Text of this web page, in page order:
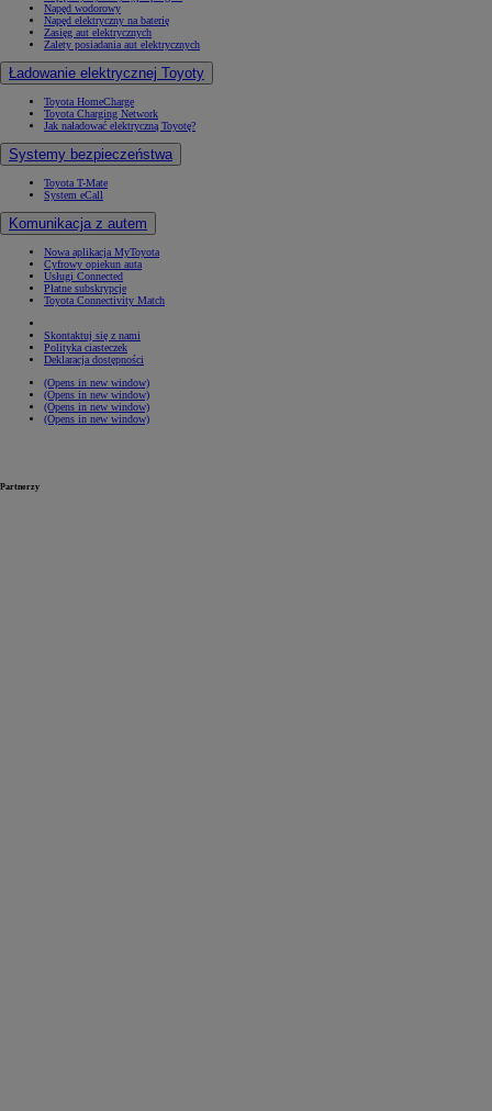
Napęd wodorowy
Napęd elektryczny na baterię
Zasięg aut elektrycznych
Zalety posiadania aut elektrycznych
Ładowanie elektrycznej Toyoty
Toyota HomeCharge
Toyota Charging Network
Jak naładować elektryczną Toyotę?
Systemy bezpieczeństwa
Toyota T-Mate
System eCall
Komunikacja z autem
Nowa aplikacja MyToyota
Cyfrowy opiekun auta
Usługi Connected
Płatne subskrypcje
Toyota Connectivity Match
Skontaktuj się z nami
Polityka ciasteczek
Deklaracja dostępności
(Opens in new window)
(Opens in new window)
(Opens in new window)
(Opens in new window)
Partnerzy